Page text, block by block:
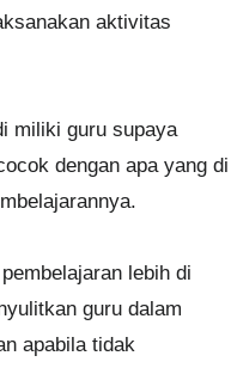
aktivitas
miliki guru supaya
dengan apa yang di
lebih di
guru dalam
apabila tidak